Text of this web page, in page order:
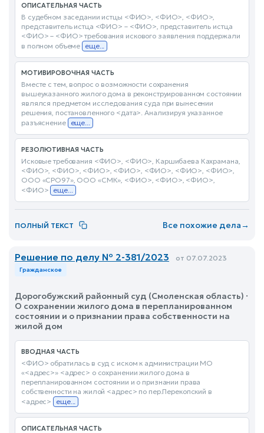
ОПИСАТЕЛЬНАЯ ЧАСТЬ
В судебном заседании истцы <ФИО>, <ФИО>, <ФИО>,
представитель истца <ФИО> – <ФИО>, представитель истца
<ФИО> – <ФИО> требования искового заявления поддержали
в полном объеме еще...
МОТИВИРОВОЧНАЯ ЧАСТЬ
Вместе с тем, вопрос о возможности сохранения
вышеуказанного жилого дома в реконструированном состоянии
являлся предметом исследования суда при вынесении
решения, постановленного <дата>. Анализируя указанное
разъяснение еще...
РЕЗОЛЮТИВНАЯ ЧАСТЬ
Исковые требования <ФИО>, <ФИО>, Каршибаева Кахрамана,
<ФИО>, <ФИО>, <ФИО>, <ФИО>, <ФИО>, <ФИО>, <ФИО>,
ООО «СРО97», ООО «СМК», <ФИО>, <ФИО>, <ФИО>,
<ФИО> еще...
ПОЛНЫЙ ТЕКСТ Все похожие дела→
Решение по делу № 2-381/2023 от 07.07.2023
Гражданское
Дорогобужский районный суд (Смоленская область) ·
О сохранении жилого дома в перепланированном
состоянии и о признании права собственности на
жилой дом
ВВОДНАЯ ЧАСТЬ
<ФИО> обратилась в суд с иском к администрации МО
«<адрес>» <адрес> о сохранении жилого дома в
перепланированном состоянии и о признании права
собственности на жилой <адрес> по пер.Перекопский в
<адрес> еще...
ОПИСАТЕЛЬНАЯ ЧАСТЬ